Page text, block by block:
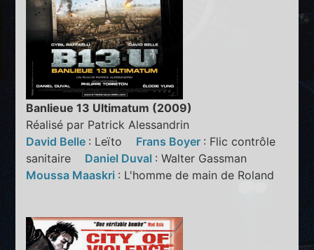
Banlieue 13 Ultimatum (2009)
Réalisé par Patrick Alessandrin
David Belle : Leïto Frans Boyer : Flic contrôle
sanitaire Daniel Duval : Walter Gassman
Moussa Maaskri : L'homme de main de Roland